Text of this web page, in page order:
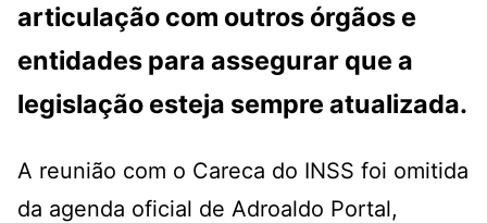
articulação com outros órgãos e
entidades para assegurar que a
legislação esteja sempre atualizada.
A reunião com o Careca do INSS foi omitida
da agenda oficial de Adroaldo Portal,